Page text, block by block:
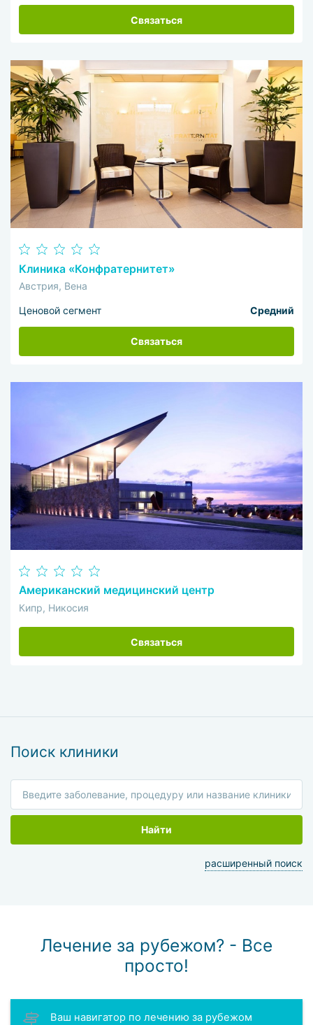
Связаться
Клиника «Конфратернитет»
Австрия, Вена
Ценовой сегмент Средний
Связаться
Американский медицинский центр
Кипр, Никосия
Связаться
Поиск клиники
Найти
расширенный поиск
Лечение за рубежом? - Все
просто!
Ваш навигатор по лечению за рубежом